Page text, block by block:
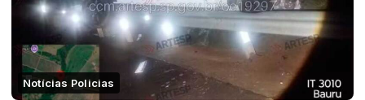
Notícias Policias